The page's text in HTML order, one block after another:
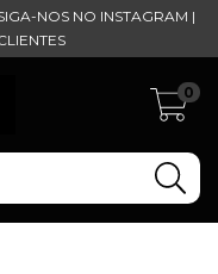
NOS NO INSTAGRAM |
0